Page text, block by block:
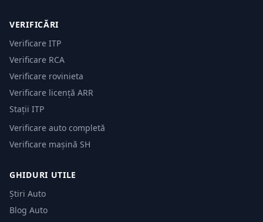
VERIFICĂRI
Verificare ITP
Verificare RCA
Verificare rovinieta
Verificare licență ARR
Stații ITP
Verificare auto completă
Verificare mașină SH
GHIDURI UTILE
Știri Auto
Blog Auto